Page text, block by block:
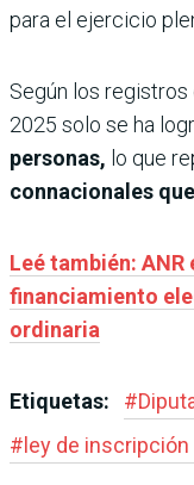
para el ejercicio
Según los
2025 solo se ha
personas, lo que
connacionales
Leé también:
financiamiento
ordinaria
Etiquetas: #
# ley de